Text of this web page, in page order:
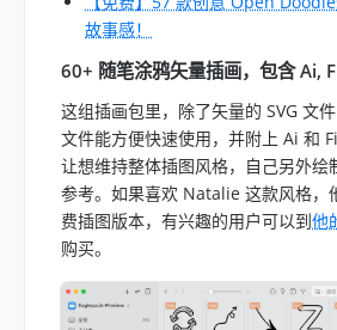
故事感！
60+ 随笔涂鸦矢量插画，包含 Ai,
这组插画包里，除了矢量的 SVG 文
文件能方便快速使用，并附上 Ai 和
让想维持整体插图风格，自己另外绘
参考。如果喜欢 Natalie 这款风格，
费插图版本，有兴趣的用户可以到他
购买。